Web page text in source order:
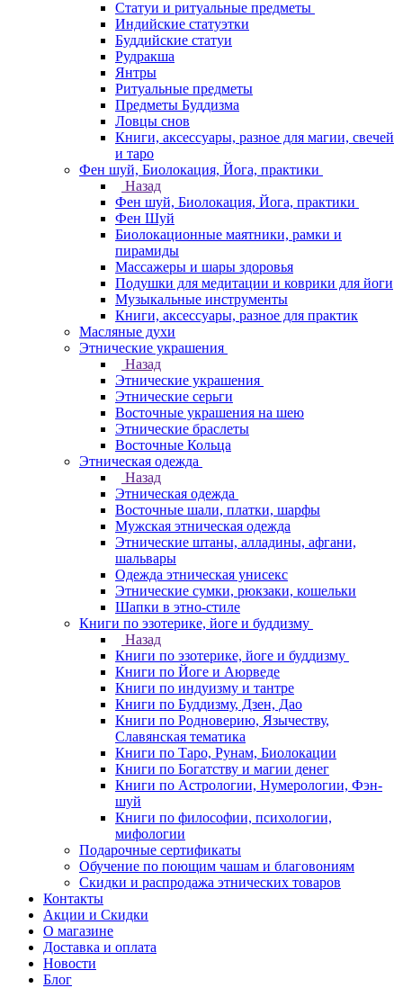
Статуи и ритуальные предметы
Индийские статуэтки
Буддийские статуи
Рудракша
Янтры
Ритуальные предметы
Предметы Буддизма
Ловцы снов
Книги, аксессуары, разное для магии, свечей
и таро
Фен шуй, Биолокация, Йога, практики
Назад
Фен шуй, Биолокация, Йога, практики
Фен Шуй
Биолокационные маятники, рамки и
пирамиды
Массажеры и шары здоровья
Подушки для медитации и коврики для йоги
Музыкальные инструменты
Книги, аксессуары, разное для практик
Масляные духи
Этнические украшения
Назад
Этнические украшения
Этнические серьги
Восточные украшения на шею
Этнические браслеты
Восточные Кольца
Этническая одежда
Назад
Этническая одежда
Восточные шали, платки, шарфы
Мужская этническая одежда
Этнические штаны, алладины, афгани,
шальвары
Одежда этническая унисекс
Этнические сумки, рюкзаки, кошельки
Шапки в этно-стиле
Книги по эзотерике, йоге и буддизму
Назад
Книги по эзотерике, йоге и буддизму
Книги по Йоге и Аюрведе
Книги по индуизму и тантре
Книги по Буддизму, Дзен, Дао
Книги по Родноверию, Язычеству,
Славянская тематика
Книги по Таро, Рунам, Биолокации
Книги по Богатству и магии денег
Книги по Астрологии, Нумерологии, Фэн-
шуй
Книги по философии, психологии,
мифологии
Подарочные сертификаты
Обучение по поющим чашам и благовониям
Скидки и распродажа этнических товаров
Контакты
Акции и Скидки
О магазине
Доставка и оплата
Новости
Блог